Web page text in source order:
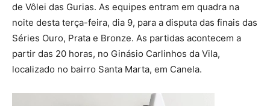
de Vôlei das Gurias. As equipes entram em quadra na
noite desta terça-feira, dia 9, para a disputa das finais das
Séries Ouro, Prata e Bronze. As partidas acontecem a
partir das 20 horas, no Ginásio Carlinhos da Vila,
localizado no bairro Santa Marta, em Canela.